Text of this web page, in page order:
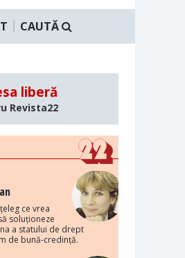
CAUTĂ
liberă
Revista22
ce vrea
soluționeze
a statului de drept
de bună-credință.